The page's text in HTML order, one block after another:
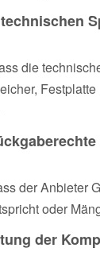
die
der Anbieter
oder
der